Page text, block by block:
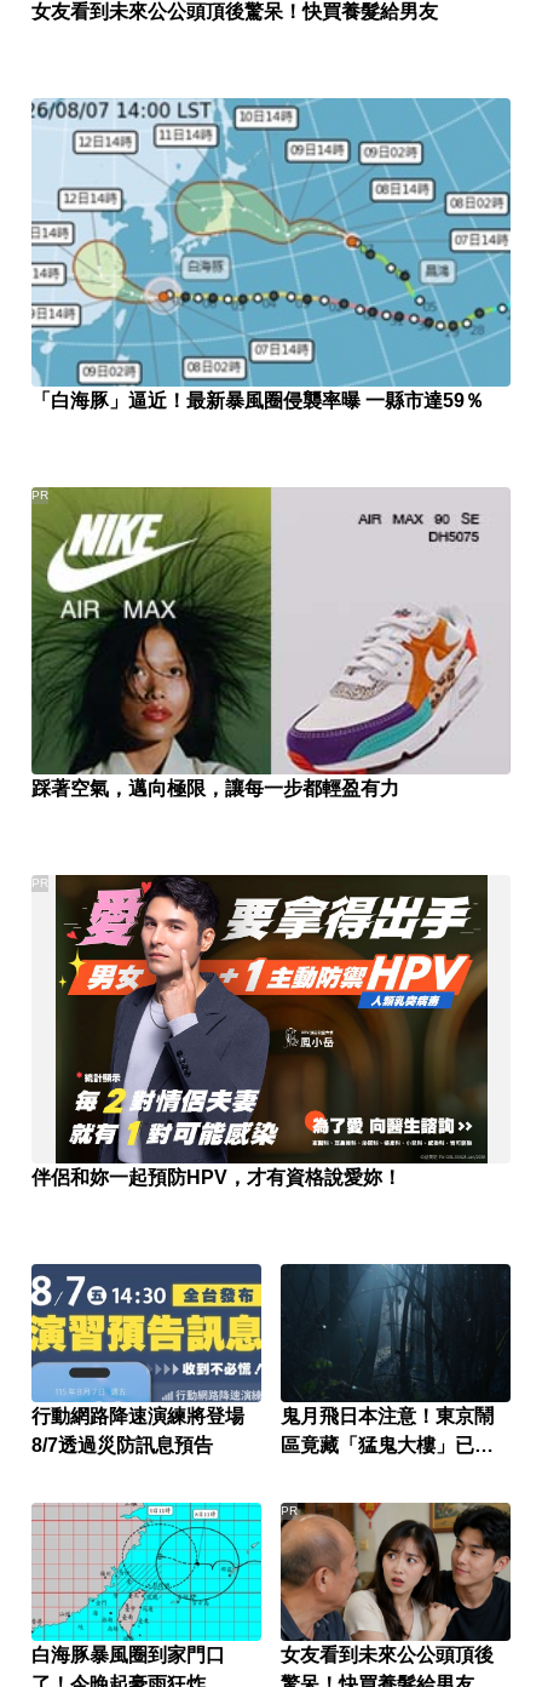
女友看到未來公公頭頂後驚呆！快買養髮給男友
「白海豚」逼近！最新暴風圈侵襲率曝 一縣市達59％
踩著空氣，邁向極限，讓每一步都輕盈有力
PR
伴侶和妳一起預防HPV，才有資格說愛妳！
PR
行動網路降速演練將登場
8/7透過災防訊息預告
鬼月飛日本注意！東京鬧
區竟藏「猛鬼大樓」已奪
白海豚暴風圈到家門口
女友看到未來公公頭頂後
PR